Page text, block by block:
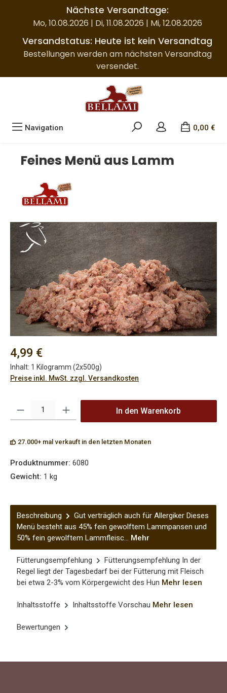
Zum Hauptinhalt springenNächste Versandtage:
Mo, 10.08.2026 | Di, 11.08.2026 | Mi, 12.08.2026
Versandstatus: Heute ist kein Versandtag
Bestellungen werden am nächsten Versandtag
versendet.
Navigation 0,00 €
Feines Menü aus Lamm
Bildergalerie überspringen
Regulärer Preis:
4,99 €
Inhalt: 1 Kilogramm (2x500g)
Preise inkl. MwSt. zzgl. Versandkosten
In den Warenkorb
27.000+ mal verkauft in den letzten Monaten
Produktnummer: 6080
Gewicht: 1 kg
Beschreibung
Gut verträglich auch für Allergiker Dieses
Menü besteht aus 45% fein gewolftem Lammpansen und
50% fein gewolftem Lammfleisc… Mehr
Fütterungsempfehlung
Fütterungsempfehlung In der
Regel liegt der Tagesbedarf bei der Fütterung mit Fleisch
bei etwa 2-3% vom Körpergewicht des Hun Mehr lesen
Inhaltsstoffe Inhaltsstoffe Vorschau Mehr lesen
Bewertungen